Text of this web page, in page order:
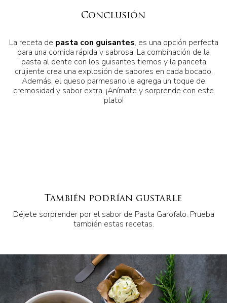
Conclusión
La receta de pasta con guisantes, es una opción perfecta
para una comida rápida y sabrosa. La combinación de la
pasta al dente con los guisantes tiernos y la panceta
crujiente crea una explosión de sabores en cada bocado.
Además, el queso parmesano le agrega un toque de
cremosidad y sabor extra. ¡Anímate y sorprende con este
plato!
También podrían gustarle
Déjete sorprender por el sabor de Pasta Garofalo. Prueba
también estas recetas.